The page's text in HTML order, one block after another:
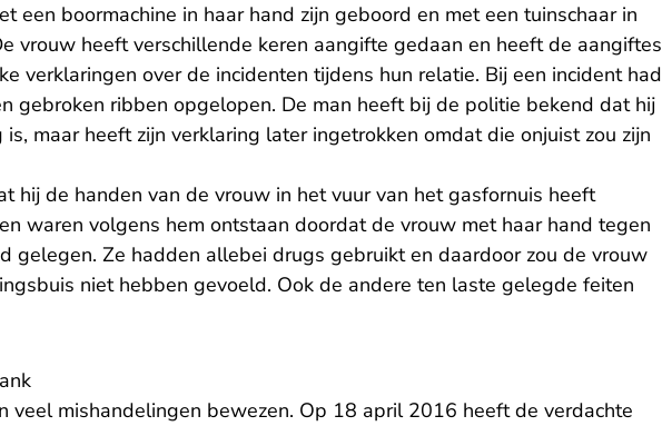
een boormachine in haar hand zijn geboord en met een tuinschaar in
vrouw heeft verschillende keren aangifte gedaan en heeft de aangiftes
verklaringen over de incidenten tijdens hun relatie. Bij een incident had
gebroken ribben opgelopen. De man heeft bij de politie bekend dat hij
maar heeft zijn verklaring later ingetrokken omdat die onjuist zou zijn
hij de handen van de vrouw in het vuur van het gasfornuis heeft
waren volgens hem ontstaan doordat de vrouw met haar hand tegen
gelegen. Ze hadden allebei drugs gebruikt en daardoor zou de vrouw
niet hebben gevoeld. Ook de andere ten laste gelegde feiten
veel mishandelingen bewezen. Op 18 april 2016 heeft de verdachte